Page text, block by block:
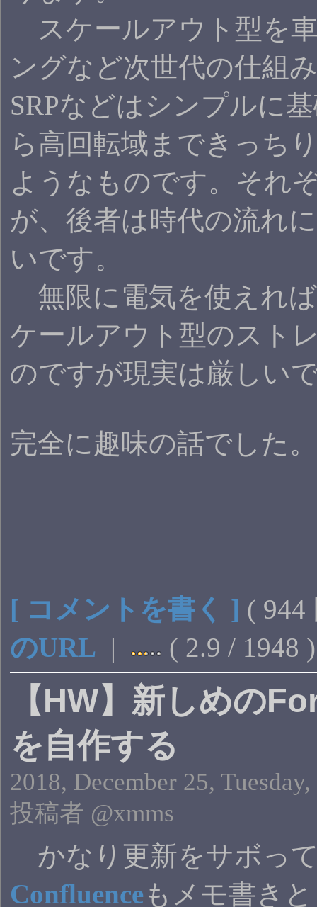
スケールアウト型を
ングなど次世代の仕組
SRPなどはシンプルに
ら高回転域まできっち
ようなものです。それ
が、後者は時代の流れ
いです。
無限に電気を使えれ
ケールアウト型のスト
のですが現実は厳しい
完全に趣味の話でした
[ コメントを書く ] (
のURL | ( 2.9 /
【HW】新しめの
を自作する
2018, December 25,
投稿者 @xmms
かなり更新をサボっ
Confluenceもメモ書き